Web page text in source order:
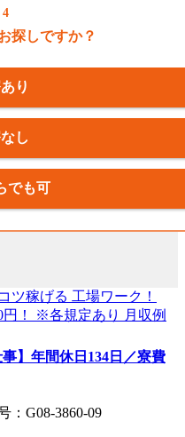
4
探しですか？
り
し
でも可
】年間休日134日／寮費
G08-3860-09